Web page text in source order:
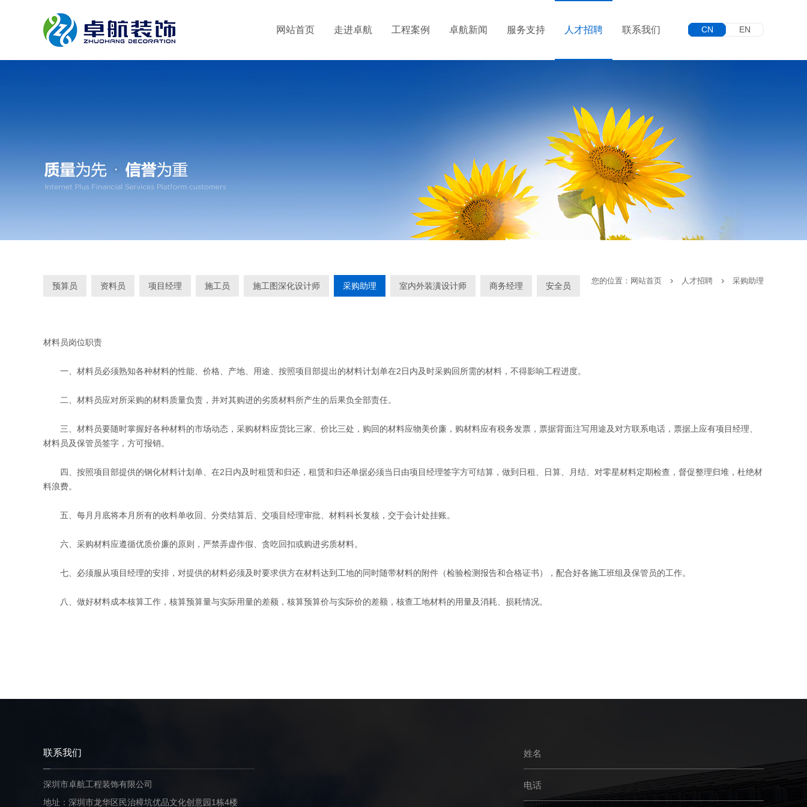
CN EN
网站首页 走进卓航 工程案例 卓航新闻 服务支持 人才招聘 联系我们
预算员 资料员 项目经理 施工员 施工图深化设计师 采购助理 室内外装潢设计师 商务经理 安全员
您的位置： 网站首页 人才招聘 采购助理
材料员岗位职责
一、材料员必须熟知各种材料的性能、价格、产地、用途、按照项目部提出的材料计划单在2日内及时采购回所需的材料，不得影响工程进度。
二、材料员应对所采购的材料质量负责，并对其购进的劣质材料所产生的后果负全部责任。
三、材料员要随时掌握好各种材料的市场动态，采购材料应货比三家、价比三处，购回的材料应物美价廉，购材料应有税务发票，票据背面注写用途及对方联系电话，票据上应有项目经理、
材料员及保管员签字，方可报销。
四、按照项目部提供的钢化材料计划单、在2日内及时租赁和归还，租赁和归还单据必须当日由项目经理签字方可结算，做到日租、日算、月结、对零星材料定期检查，督促整理归堆，杜绝材
料浪费。
五、每月月底将本月所有的收料单收回、分类结算后、交项目经理审批、材料科长复核，交于会计处挂账。
六、采购材料应遵循优质价廉的原则，严禁弄虚作假、贪吃回扣或购进劣质材料。
七、必须服从项目经理的安排，对提供的材料必须及时要求供方在材料达到工地的同时随带材料的附件（检验检测报告和合格证书），配合好各施工班组及保管员的工作。
八、做好材料成本核算工作，核算预算量与实际用量的差额，核算预算价与实际价的差额，核查工地材料的用量及消耗、损耗情况。
联系我们
深圳市卓航工程装饰有限公司
地址：深圳市龙华区民治樟坑优品文化创意园1栋4楼